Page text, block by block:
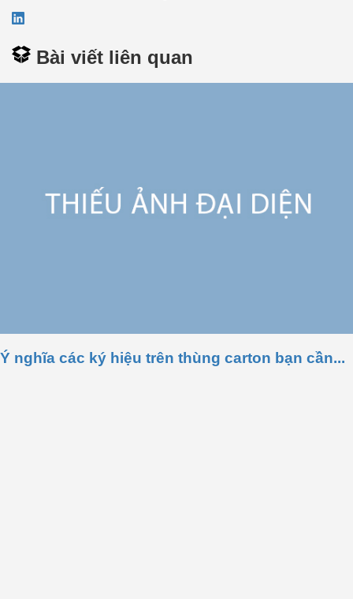
Bài viết liên quan
Ý nghĩa các ký hiệu trên thùng carton bạn cần...